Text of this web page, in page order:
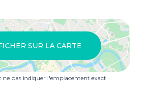
SUR LA CARTE
ne pas indiquer l'emplacement exact